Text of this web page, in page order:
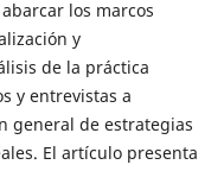
los marcos
y
de la práctica
y entrevistas a
general de estrategias
El artículo presenta